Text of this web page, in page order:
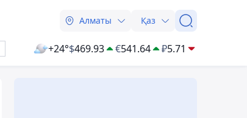
Алматы Қаз
+24°$469.93 €541.64 ₽5.71